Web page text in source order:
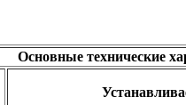
Основные технические